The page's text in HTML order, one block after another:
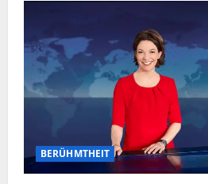
BERÜHMTHEIT